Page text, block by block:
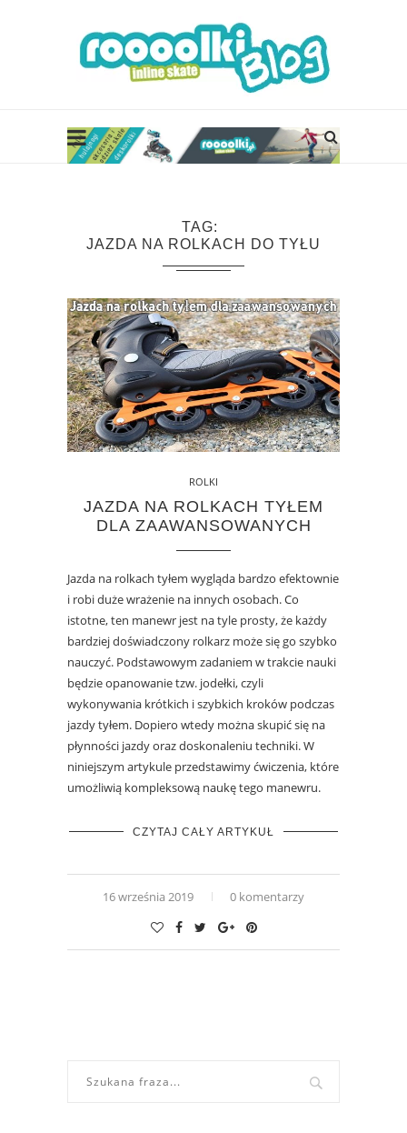
TAG
JAZDA NA ROLKACH DO TYŁU
ROLKI
JAZDA NA ROLKACH TYŁEM
DLA ZAAWANSOWANYCH
Jazda na rolkach tyłem wygląda bardzo efektownie
i robi duże wrażenie na innych osobach. Co
istotne, ten manewr jest na tyle prosty, że każdy
bardziej doświadczony rolkarz może się go szybko
nauczyć. Podstawowym zadaniem w trakcie nauki
będzie opanowanie tzw. jodełki, czyli
wykonywania krótkich i szybkich kroków podczas
jazdy tyłem. Dopiero wtedy można skupić się na
płynności jazdy oraz doskonaleniu techniki. W
niniejszym artykule przedstawimy ćwiczenia, które
umożliwią kompleksową naukę tego manewru.
CZYTAJ CAŁY ARTYKUŁ
16 września 2019 0 komentarzy